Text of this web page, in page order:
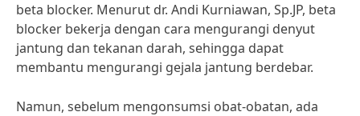
beta blocker. Menurut dr. Andi Kurniawan, Sp.JP, beta
blocker bekerja dengan cara mengurangi denyut
jantung dan tekanan darah, sehingga dapat
membantu mengurangi gejala jantung berdebar.
Namun, sebelum mengonsumsi obat-obatan, ada